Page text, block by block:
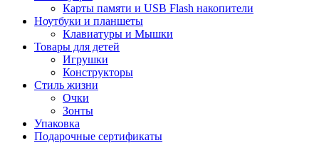
Карты памяти и USB Flash накопители
Ноутбуки и планшеты
Клавиатуры и Мышки
Товары для детей
Игрушки
Конструкторы
Стиль жизни
Очки
Зонты
Упаковка
Подарочные сертификаты